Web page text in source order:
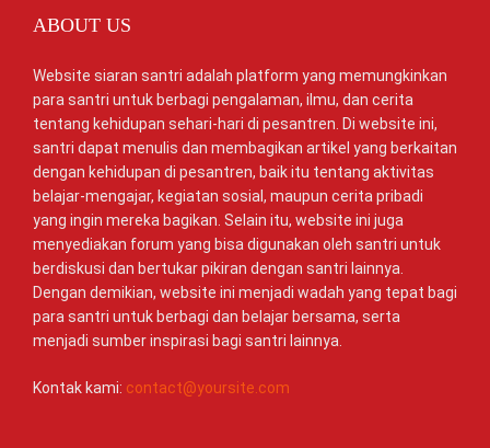
ABOUT US
Website siaran santri adalah platform yang memungkinkan
para santri untuk berbagi pengalaman, ilmu, dan cerita
tentang kehidupan sehari-hari di pesantren. Di website ini,
santri dapat menulis dan membagikan artikel yang berkaitan
dengan kehidupan di pesantren, baik itu tentang aktivitas
belajar-mengajar, kegiatan sosial, maupun cerita pribadi
yang ingin mereka bagikan. Selain itu, website ini juga
menyediakan forum yang bisa digunakan oleh santri untuk
berdiskusi dan bertukar pikiran dengan santri lainnya.
Dengan demikian, website ini menjadi wadah yang tepat bagi
para santri untuk berbagi dan belajar bersama, serta
menjadi sumber inspirasi bagi santri lainnya.
Kontak kami: contact@yoursite.com